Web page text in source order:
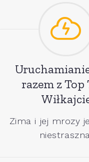
razem z Top
Zima i jej mrozy